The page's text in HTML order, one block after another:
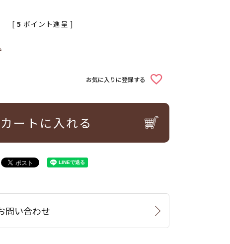
[ 5 ポイント進呈 ]
お気に入りに登録する
カートに入れる
問い合わせ